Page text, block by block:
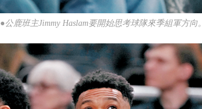
●公鹿班主Jimmy Haslam要開始思考球隊來季組軍方向